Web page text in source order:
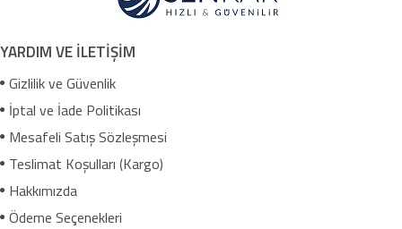
YARDIM VE İLETİŞİM
Gizlilik ve Güvenlik
İptal ve İade Politikası
Mesafeli Satış Sözleşmesi
Teslimat Koşulları (Kargo)
Hakkımızda
Ödeme Seçenekleri